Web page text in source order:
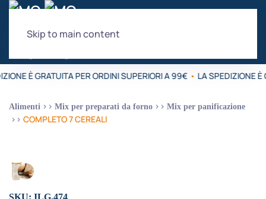
Skip to main content
È GRATUITA PER ORDINI SUPERIORI A 99€ • LA SPEDIZIONE È
Alimenti Mix per preparati da forno Mix per panificazione
COMPLETO 7 CEREALI
SKU: ILG.474